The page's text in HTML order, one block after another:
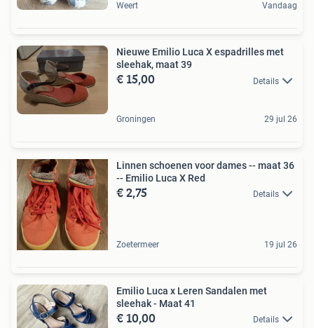
Weert Vandaag
Nieuwe Emilio Luca X espadrilles met
sleehak, maat 39
€ 15,00 Details
Groningen 29 jul 26
Linnen schoenen voor dames -- maat 36
-- Emilio Luca X Red
€ 2,75 Details
Zoetermeer 19 jul 26
Emilio Luca x Leren Sandalen met
sleehak - Maat 41
€ 10,00 Details